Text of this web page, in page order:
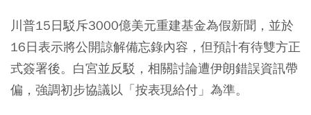
川普15日駁斥3000億美元重建基金為假新聞，並於
16日表示將公開諒解備忘錄內容，但預計有待雙方正
式簽署後。白宮並反駁，相關討論遭伊朗錯誤資訊帶
偏，強調初步協議以「按表現給付」為準。